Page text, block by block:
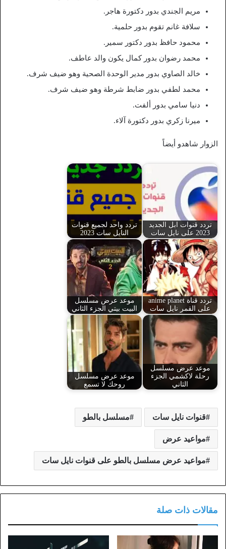
مريم الجندي بدور دكتورة هاجر.
سلافة غانم تقوم بدور حلمية.
محمود حافظ بدور دكتور سمير.
محمد رضوان بدور كمال يكون والد عاطف.
خالد الصاوي بدور مدير الوحدة الصحية وهو ضيف شرف.
محمد لطفي بدور ضابط شرطة وهو ضيف شرف.
دنيا سامي بدور ألفت.
ميرنا زكري بدور دكتورة آلاء.
الزوار شاهدو أيضاً
تردد قنوات ابل الجديد
2023 على نايل سات
تردد واحد لجميع قنوات
النايل سات 2023
تردد قناة anime planet
على القمر نايل سات
موعد عرض مسلسل
البيت بيتي الجزء الثاني
موعد عرض مسلسل
رحلة لاكشمي الجزء
الثاني
موعد عرض مسلسل
روحك لا تسمع
قنوات نايل سات مسلسل بالطو
مواعيد عرض
مواعيد عرض مسلسل بالطو على قنوات نايل سات
مقالات ذات صلة